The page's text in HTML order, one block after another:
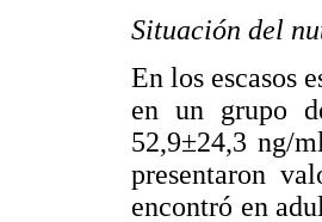
Situación del
En los escasos
en un grupo
52,9±24,3 ng/
presentaron
encontró en